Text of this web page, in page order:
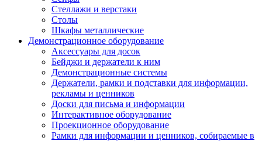
Стеллажи и верстаки
Столы
Шкафы металлические
Демонстрационное оборудование
Аксессуары для досок
Бейджи и держатели к ним
Демонстрационные системы
Держатели, рамки и подставки для информации,
рекламы и ценников
Доски для письма и информации
Интерактивное оборудование
Проекционное оборудование
Рамки для информации и ценников, собираемые в